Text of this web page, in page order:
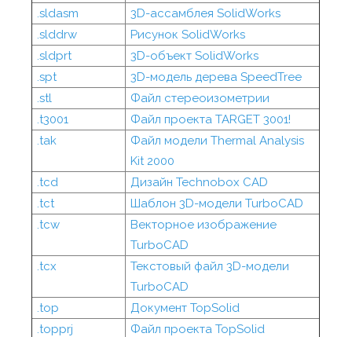
.sldasm
3D-ассамблея SolidWorks
.slddrw
Рисунок SolidWorks
.sldprt
3D-объект SolidWorks
.spt
3D-модель дерева SpeedTree
.stl
Файл стереоизометрии
.t3001
Файл проекта TARGET 3001!
.tak
Файл модели Thermal Analysis
Kit 2000
.tcd
Дизайн Technobox CAD
.tct
Шаблон 3D-модели TurboCAD
.tcw
Векторное изображение
TurboCAD
.tcx
Текстовый файл 3D-модели
TurboCAD
.top
Документ TopSolid
.topprj
Файл проекта TopSolid